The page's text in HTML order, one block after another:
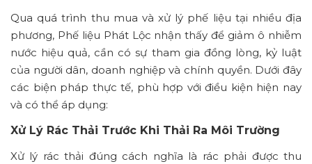
Qua quá trình thu mua và xử lý phế liệu tại nhiều địa
phương, Phế liệu Phát Lộc nhận thấy để giảm ô nhiễm
nước hiệu quả, cần có sự tham gia đồng lòng, kỷ luật
của người dân, doanh nghiệp và chính quyền. Dưới đây
các biện pháp thực tế, phù hợp với điều kiện hiện nay
và có thể áp dụng:
Xử Lý Rác Thải Trước Khi Thải Ra Môi Trường
Xử lý rác thải đúng cách nghĩa là rác phải được thu